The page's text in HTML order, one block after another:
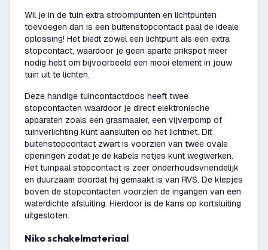
Wil je in de tuin extra stroompunten en lichtpunten
toevoegen dan is een buitenstopcontact paal de ideale
oplossing! Het biedt zowel een lichtpunt als een extra
stopcontact, waardoor je geen aparte prikspot meer
nodig hebt om bijvoorbeeld een mooi element in jouw
tuin uit te lichten.
Deze handige tuincontactdoos heeft twee
stopcontacten waardoor je direct elektronische
apparaten zoals een grasmaaier, een vijverpomp of
tuinverlichting kunt aansluiten op het lichtnet. Dit
buitenstopcontact zwart is voorzien van twee ovale
openingen zodat je de kabels netjes kunt wegwerken.
Het tuinpaal stopcontact is zeer onderhoudsvriendelijk
en duurzaam doordat hij gemaakt is van RVS. De klepjes
boven de stopcontacten voorzien de ingangen van een
waterdichte afsluiting. Hierdoor is de kans op kortsluiting
uitgesloten.
Niko schakelmateriaal